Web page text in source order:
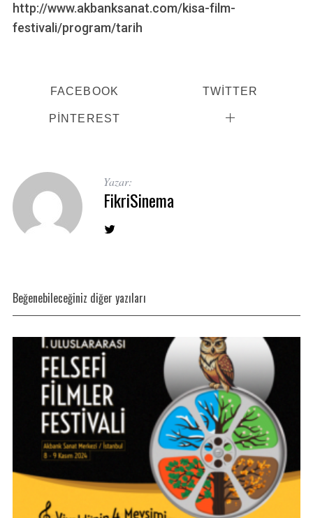
http://www.akbanksanat.com/kisa-film-
festivali/program/tarih
FACEBOOK TWITTER
PINTEREST
Yazar:
FikriSinema
Beğenebileceğiniz diğer yazıları